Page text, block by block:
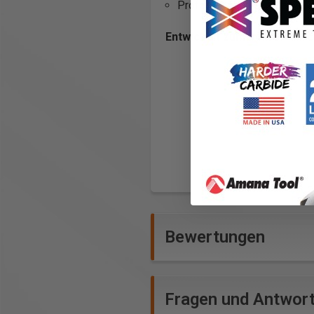
Professionelle Qualität
Entwickelt zum Bohren
Bewertungen
Fragen und